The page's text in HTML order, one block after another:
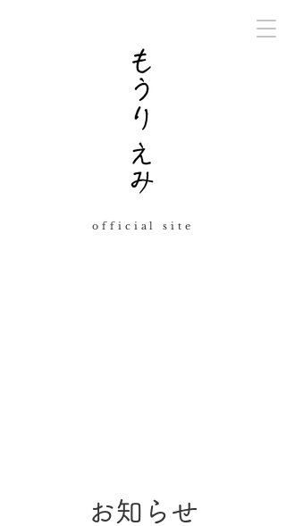
official site
お知らせ